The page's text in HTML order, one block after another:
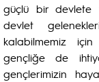
güçlü bir devlete
devlet
kalabilmemiz
gençliğe de
gençlerimizin